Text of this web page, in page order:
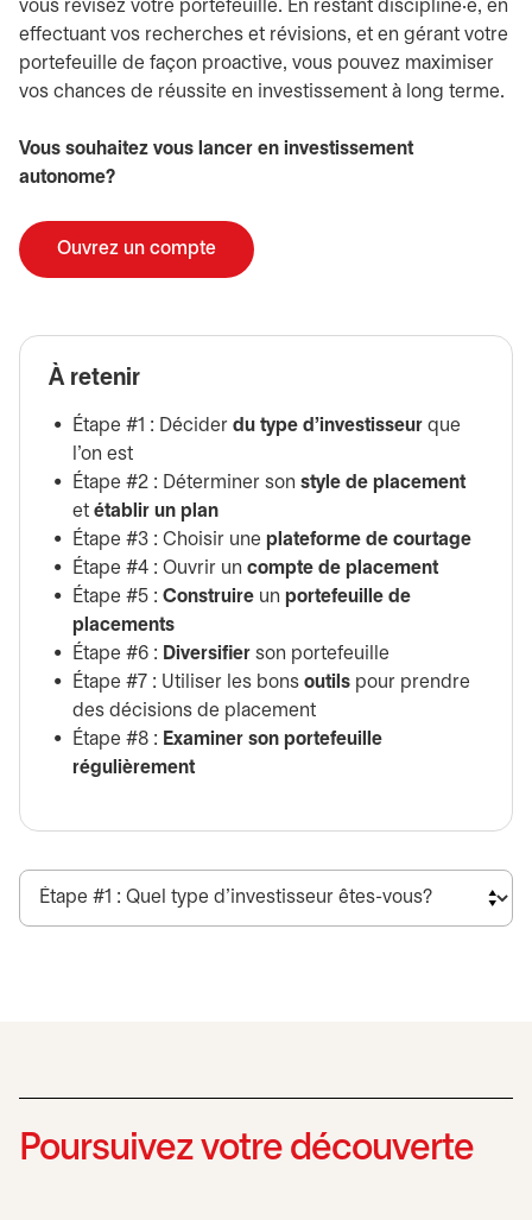
vous révisez votre portefeuille. En restant discipliné·e, en
effectuant vos recherches et révisions, et en gérant votre
portefeuille de façon proactive, vous pouvez maximiser
vos chances de réussite en investissement à long terme.
Vous souhaitez vous lancer en investissement
autonome?
Ouvrez un compte
À retenir
Étape #1 : Décider du type d'investisseur que
l'on est
Étape #2 : Déterminer son style de placement
et établir un plan
Étape #3 : Choisir une plateforme de courtage
Étape #4 : Ouvrir un compte de placement
Étape #5 : Construire un portefeuille de
placements
Étape #6 : Diversifier son portefeuille
Étape #7 : Utiliser les bons outils pour prendre
des décisions de placement
Étape #8 : Examiner son portefeuille
régulièrement
Poursuivez votre découverte